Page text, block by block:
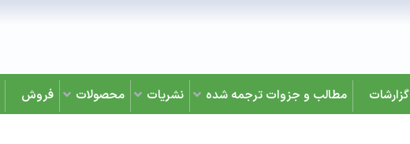
گزارشات مطالب و جزوات ترجمه شده نشریات محصولات فروش